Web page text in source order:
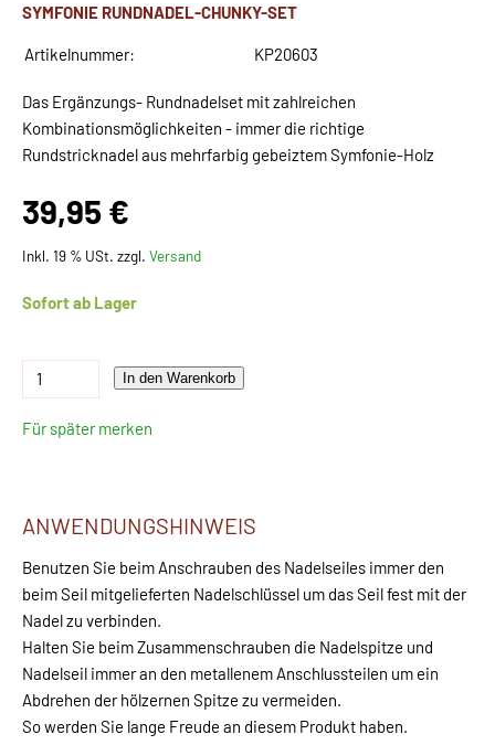
SYMFONIE RUNDNADEL-CHUNKY-SET
Artikelnummer: KP20603
Das Ergänzungs- Rundnadelset mit zahlreichen
Kombinationsmöglichkeiten - immer die richtige
Rundstricknadel aus mehrfarbig gebeiztem Symfonie-Holz
39,95 €
Inkl. 19 % USt. zzgl. Versand
Sofort ab Lager
In den Warenkorb
Für später merken
ANWENDUNGSHINWEIS
Benutzen Sie beim Anschrauben des Nadelseiles immer den
beim Seil mitgelieferten Nadelschlüssel um das Seil fest mit der
Nadel zu verbinden.
Halten Sie beim Zusammenschrauben die Nadelspitze und
Nadelseil immer an den metallenem Anschlussteilen um ein
Abdrehen der hölzernen Spitze zu vermeiden.
So werden Sie lange Freude an diesem Produkt haben.